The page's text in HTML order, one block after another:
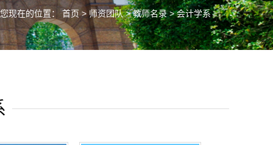
您现在的位置：首页> 师资团队>教师名录> 会计学系